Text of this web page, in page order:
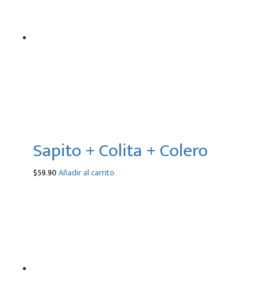
Sapito + Colita + Colero
$59.90Añadir al carrito